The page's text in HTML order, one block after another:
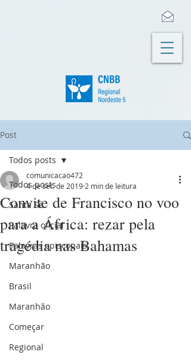
Post
Todos posts
Santa Sé
Palavra oficial
Palavras episcopais
Maranhão
Brasil
Maranhão
Começar
Regional
Todos posts
Convite de Francisco no voo
para a África: rezar pela
tragédia nas Bahamas
comunicacao472
4 de set. de 2019 2 min de leitura